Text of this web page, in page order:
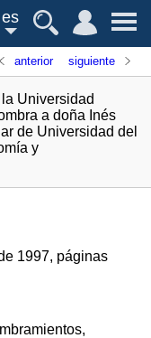
es
anterior siguiente
Universidad
a doña Inés
de Universidad del
y
1997, páginas